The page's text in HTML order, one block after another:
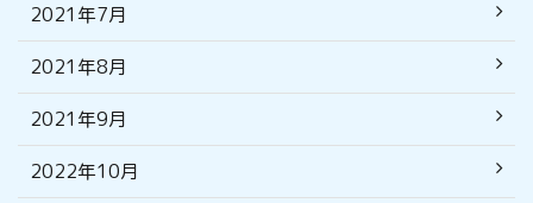
2021年7月
2021年8月
2021年9月
2022年10月